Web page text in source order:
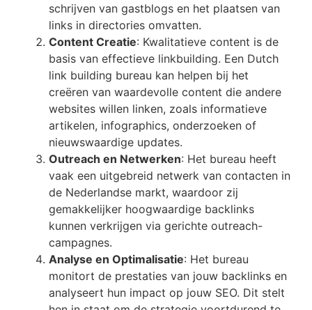
schrijven van gastblogs en het plaatsen van
links in directories omvatten.
Content Creatie: Kwalitatieve content is de
basis van effectieve linkbuilding. Een Dutch
link building bureau kan helpen bij het
creëren van waardevolle content die andere
websites willen linken, zoals informatieve
artikelen, infographics, onderzoeken of
nieuwswaardige updates.
Outreach en Netwerken: Het bureau heeft
vaak een uitgebreid netwerk van contacten in
de Nederlandse markt, waardoor zij
gemakkelijker hoogwaardige backlinks
kunnen verkrijgen via gerichte outreach-
campagnes.
Analyse en Optimalisatie: Het bureau
monitort de prestaties van jouw backlinks en
analyseert hun impact op jouw SEO. Dit stelt